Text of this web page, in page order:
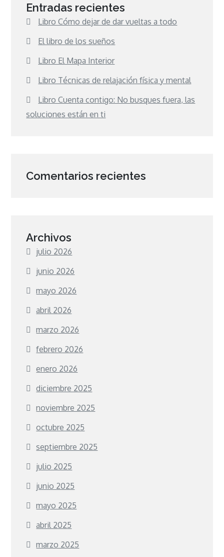
Entradas recientes
Libro Cómo dejar de dar vueltas a todo
El libro de los sueños
Libro El Mapa Interior
Libro Técnicas de relajación física y mental
Libro Cuenta contigo: No busques fuera, las
soluciones están en ti
Comentarios recientes
Archivos
julio 2026
junio 2026
mayo 2026
abril 2026
marzo 2026
febrero 2026
enero 2026
diciembre 2025
noviembre 2025
octubre 2025
septiembre 2025
julio 2025
junio 2025
mayo 2025
abril 2025
marzo 2025